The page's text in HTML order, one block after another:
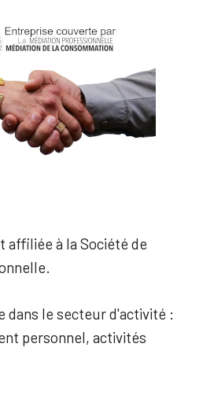
à la Société de
dans le secteur d'activité :
personnel, activités